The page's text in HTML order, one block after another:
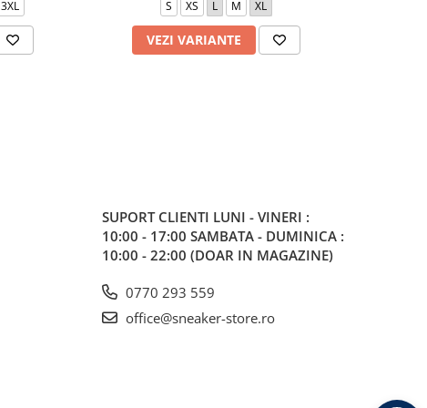
3XL S XS L M XL
VEZI VARIANTE
SUPORT CLIENTI LUNI - VINERI :
10:00 - 17:00 SAMBATA - DUMINICA :
10:00 - 22:00 (DOAR IN MAGAZINE)
0770 293 559
office@sneaker-store.ro